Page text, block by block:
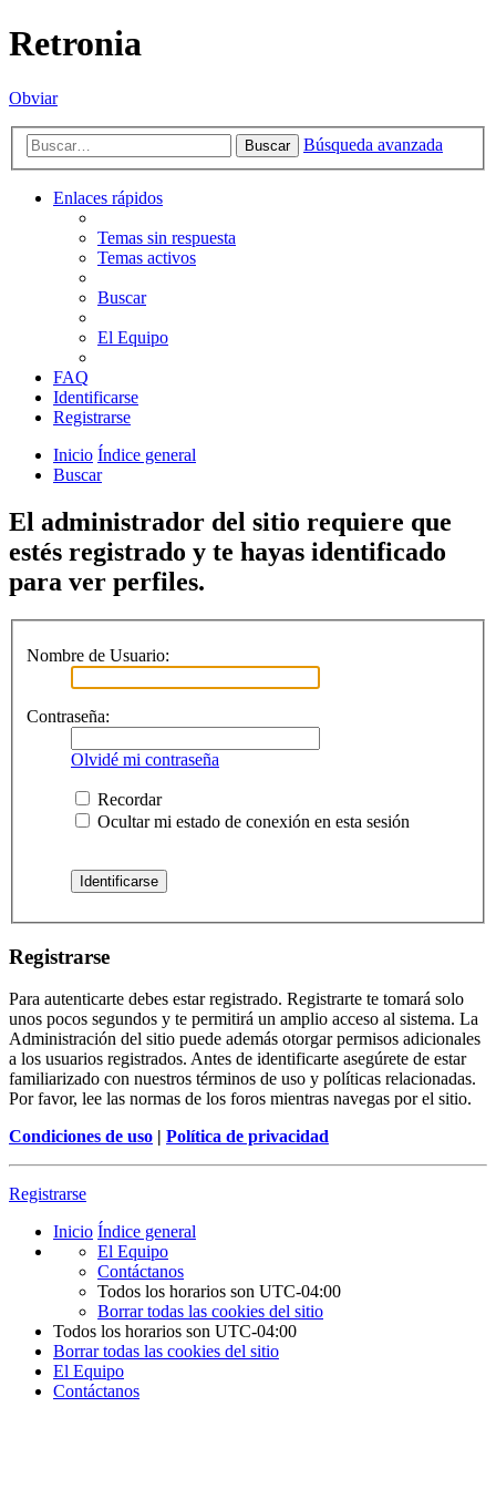
Retronia
Obviar
Buscar Búsqueda avanzada
Enlaces rápidos
Temas sin respuesta
Temas activos
Buscar
El Equipo
FAQ
Identificarse
Registrarse
Inicio Índice general
Buscar
El administrador del sitio requiere que
estés registrado y te hayas identificado
para ver perfiles.
Nombre de Usuario:
Contraseña:
Olvidé mi contraseña
Recordar
Ocultar mi estado de conexión en esta sesión
Registrarse
Para autenticarte debes estar registrado. Registrarte te tomará solo
unos pocos segundos y te permitirá un amplio acceso al sistema. La
Administración del sitio puede además otorgar permisos adicionales
a los usuarios registrados. Antes de identificarte asegúrete de estar
familiarizado con nuestros términos de uso y políticas relacionadas.
Por favor, lee las normas de los foros mientras navegas por el sitio.
Condiciones de uso | Política de privacidad
Registrarse
Inicio Índice general
El Equipo
Contáctanos
Todos los horarios son UTC-04:00
Borrar todas las cookies del sitio
Todos los horarios son UTC-04:00
Borrar todas las cookies del sitio
El Equipo
Contáctanos